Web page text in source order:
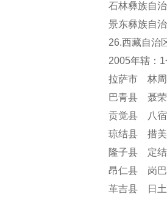
石林彝族自
景东彝族自
26.西藏自治
2005年辖：
拉萨市 林
巴青县 聂
贡觉县 八
琼结县 措
隆子县 定
昂仁县 岗
革吉县 日